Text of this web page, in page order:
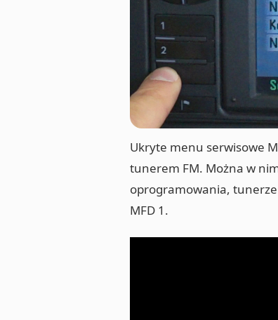
Ukryte menu serwisowe
tunerem FM. Można w
oprogramowania, tunerze
MFD 1.